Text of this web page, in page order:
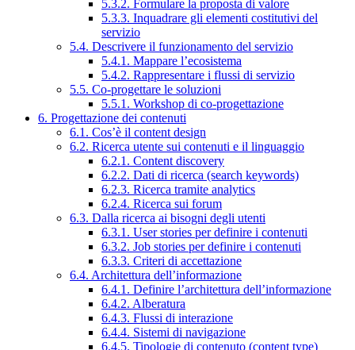
5.3.2. Formulare la proposta di valore
5.3.3. Inquadrare gli elementi costitutivi del
servizio
5.4. Descrivere il funzionamento del servizio
5.4.1. Mappare l’ecosistema
5.4.2. Rappresentare i flussi di servizio
5.5. Co-progettare le soluzioni
5.5.1. Workshop di co-progettazione
6. Progettazione dei contenuti
6.1. Cos’è il content design
6.2. Ricerca utente sui contenuti e il linguaggio
6.2.1. Content discovery
6.2.2. Dati di ricerca (search keywords)
6.2.3. Ricerca tramite analytics
6.2.4. Ricerca sui forum
6.3. Dalla ricerca ai bisogni degli utenti
6.3.1. User stories per definire i contenuti
6.3.2. Job stories per definire i contenuti
6.3.3. Criteri di accettazione
6.4. Architettura dell’informazione
6.4.1. Definire l’architettura dell’informazione
6.4.2. Alberatura
6.4.3. Flussi di interazione
6.4.4. Sistemi di navigazione
6.4.5. Tipologie di contenuto (content type)